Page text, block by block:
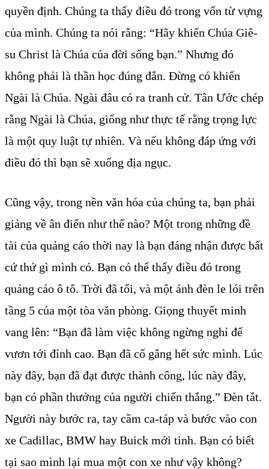
quyền định. Chúng ta thấy điều đó trong vốn từ vựng
của mình. Chúng ta nói rằng: “Hãy khiến Chúa Giê-
su Christ là Chúa của đời sống bạn.” Nhưng đó
không phải là thần học đúng đắn. Đừng có khiến
Ngài là Chúa. Ngài đâu có ra tranh cử. Tân Ước chép
rằng Ngài là Chúa, giống như thực tế rằng trọng lực
là một quy luật tự nhiên. Và nếu không đáp ứng với
điều đó thì bạn sẽ xuống địa ngục.
Cũng vậy, trong nền văn hóa của chúng ta, bạn phải
giảng về ân điển như thế nào? Một trong những đề
tài của quảng cáo thời nay là bạn đáng nhận được bất
cứ thứ gì mình có. Bạn có thể thấy điều đó trong
quảng cáo ô tô. Trời đã tối, và một ánh đèn le lói trên
tầng 5 của một tòa văn phòng. Giọng thuyết minh
vang lên: “Bạn đã làm việc không ngừng nghỉ để
vươn tới đỉnh cao. Bạn đã cố gắng hết sức mình. Lúc
này đây, bạn đã đạt được thành công, lúc này đây,
bạn có phần thưởng của người chiến thắng.” Đèn tắt.
Người này bước ra, tay cầm ca-táp và bước vào con
xe Cadillac, BMW hay Buick mới tinh. Bạn có biết
tại sao mình lại mua một con xe như vậy không?